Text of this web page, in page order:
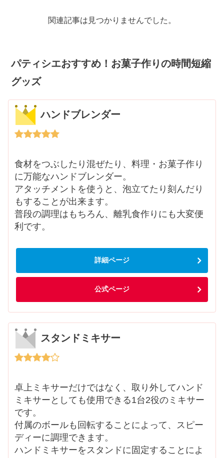
関連記事は見つかりませんでした。
パティシエおすすめ！お菓子作りの時間短縮
グッズ
ハンドブレンダー
食材をつぶしたり混ぜたり、料理・お菓子作り
に万能なハンドブレンダー。
アタッチメントを使うと、泡立てたり刻んだり
もすることが出来ます。
普段の調理はもちろん、離乳食作りにも大変便
利です。
詳細ページ
公式ページ
スタンドミキサー
卓上ミキサーだけではなく、取り外してハンド
ミキサーとしても使用できる1台2役のミキサー
です。
付属のボールも回転することによって、スピー
ディーに調理できます。
ハンドミキサーをスタンドに固定することによ